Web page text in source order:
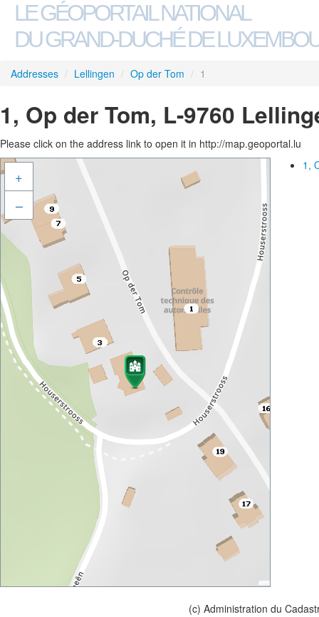
LE GÉOPORTAIL NATIONAL
DU GRAND-DUCHÉ DE
Addresses / Lellingen / Op der Tom / 1
1, Op der Tom, L-9760
Please click on the address link to open it in http://map.geoportal.lu
+
–
1,
(c) Administration du